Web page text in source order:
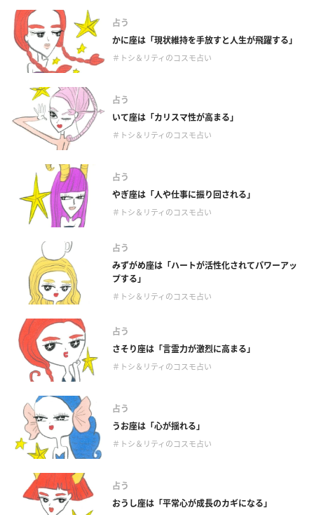
占う
かに座は「現状維持を手放すと人生が飛躍する」
＃トシ＆リティのコスモ占い
占う
いて座は「カリスマ性が高まる」
＃トシ＆リティのコスモ占い
占う
やぎ座は「人や仕事に振り回される」
＃トシ＆リティのコスモ占い
占う
みずがめ座は「ハートが活性化されてパワーアッ
プする」
＃トシ＆リティのコスモ占い
占う
さそり座は「言霊力が激烈に高まる」
＃トシ＆リティのコスモ占い
占う
うお座は「心が揺れる」
＃トシ＆リティのコスモ占い
占う
おうし座は「平常心が成長のカギになる」